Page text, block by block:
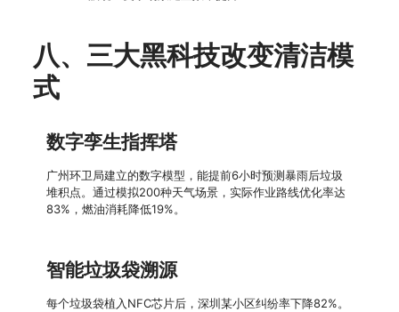
八、三大黑科技改变清洁模
式
数字孪生指挥塔
广州环卫局建立的数字模型，能提前6小时预测暴雨后垃圾
堆积点。通过模拟200种天气场景，实际作业路线优化率达
83%，燃油消耗降低19%。
智能垃圾袋溯源
每个垃圾袋植入NFC芯片后，深圳某小区纠纷率下降82%。